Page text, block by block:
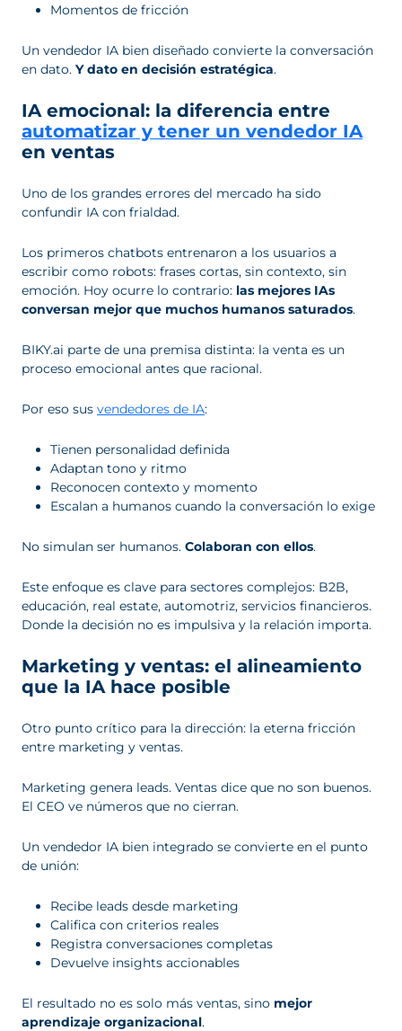
Momentos de fricción
Un vendedor IA bien diseñado convierte la conversación
en dato. Y dato en decisión estratégica.
IA emocional: la diferencia entre
automatizar y tener un vendedor IA
en ventas
Uno de los grandes errores del mercado ha sido
confundir IA con frialdad.
Los primeros chatbots entrenaron a los usuarios a
escribir como robots: frases cortas, sin contexto, sin
emoción. Hoy ocurre lo contrario: las mejores IAs
conversan mejor que muchos humanos saturados.
BIKY.ai parte de una premisa distinta: la venta es un
proceso emocional antes que racional.
Por eso sus vendedores de IA:
Tienen personalidad definida
Adaptan tono y ritmo
Reconocen contexto y momento
Escalan a humanos cuando la conversación lo exige
No simulan ser humanos. Colaboran con ellos.
Este enfoque es clave para sectores complejos: B2B,
educación, real estate, automotriz, servicios financieros.
Donde la decisión no es impulsiva y la relación importa.
Marketing y ventas: el alineamiento
que la IA hace posible
Otro punto crítico para la dirección: la eterna fricción
entre marketing y ventas.
Marketing genera leads. Ventas dice que no son buenos.
El CEO ve números que no cierran.
Un vendedor IA bien integrado se convierte en el punto
de unión:
Recibe leads desde marketing
Califica con criterios reales
Registra conversaciones completas
Devuelve insights accionables
El resultado no es solo más ventas, sino mejor
aprendizaje organizacional.